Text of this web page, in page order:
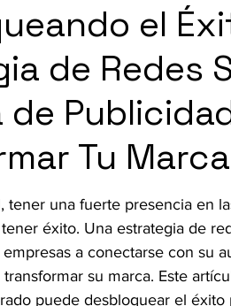
el
de Redes
Tu Marca
tener una fuerte presencia en
éxito. Una estrategia de
a conectarse con su
su marca. Este
puede desbloquear el éxito